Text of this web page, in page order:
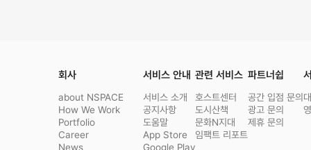
회사
about NSPACE
How We Work
Portfolio
Career
News
서비스 안내
서비스 소개
공지사항
도움말
App Store
Google Play
관련 서비스
호스트센터
도시산책
문화N지대
임팩트 리포트
파트너쉽
공간 입점 문의
광고 문의
제휴 문의